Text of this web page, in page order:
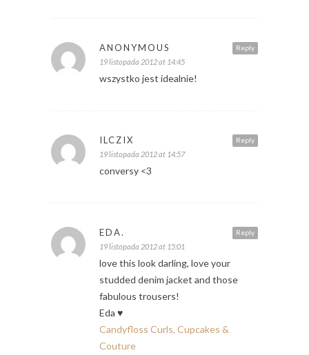
Reply
ANONYMOUS
19 listopada 2012 at 14:45
wszystko jest idealnie!
Reply
ILCZIX
19 listopada 2012 at 14:57
conversy <3
Reply
EDA.
19 listopada 2012 at 15:01
love this look darling, love your
studded denim jacket and those
fabulous trousers!
Eda ♥
Candyfloss Curls, Cupcakes &
Couture